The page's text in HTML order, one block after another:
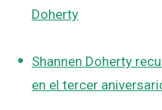
Doherty
Shannen Doherty
en el tercer